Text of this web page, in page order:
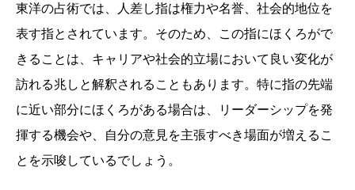
東洋の占術では、人差し指は権力や名誉、社会的地位を
表す指とされています。そのため、この指にほくろがで
きることは、キャリアや社会的立場において良い変化が
訪れる兆しと解釈されることもあります。特に指の先端
に近い部分にほくろがある場合は、リーダーシップを発
揮する機会や、自分の意見を主張すべき場面が増えるこ
とを示唆しているでしょう。